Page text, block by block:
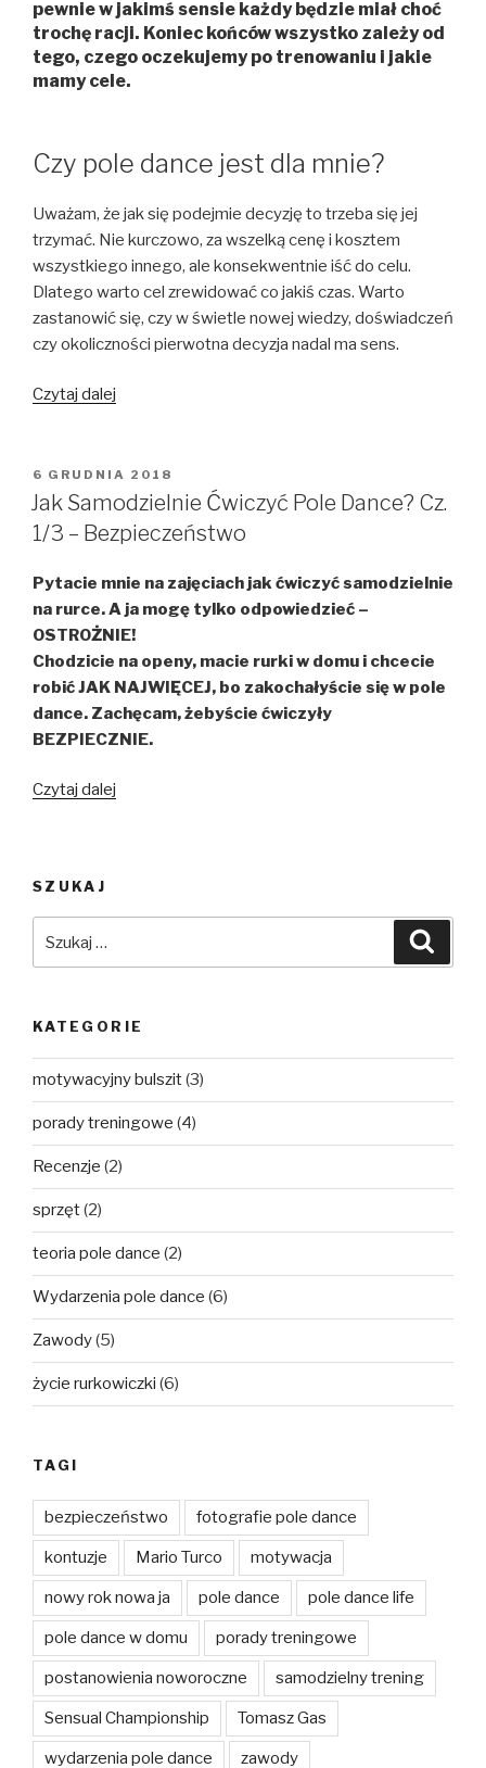
pewnie w jakimś sensie każdy będzie miał choć
trochę racji. Koniec końców wszystko zależy od
tego, czego oczekujemy po trenowaniu i jakie
mamy cele.
Czy pole dance jest dla mnie?
Uważam, że jak się podejmie decyzję to trzeba się jej
trzymać. Nie kurczowo, za wszelką cenę i kosztem
wszystkiego innego, ale konsekwentnie iść do celu.
Dlatego warto cel zrewidować co jakiś czas. Warto
zastanowić się, czy w świetle nowej wiedzy, doświadczeń
czy okoliczności pierwotna decyzja nadal ma sens.
Czytaj dalej
jest
dla
wszystkich?”
OPUBLIKOWANE
W
6 GRUDNIA 2018
Jak Samodzielnie Ćwiczyć Pole Dance? Cz.
1/3 – Bezpieczeństwo
Pytacie mnie na zajęciach jak ćwiczyć samodzielnie
na rurce. A ja mogę tylko odpowiedzieć –
OSTROŻNIE!
Chodzicie na openy, macie rurki w domu i chcecie
robić JAK NAJWIĘCEJ, bo zakochałyście się w pole
dance. Zachęcam, żebyście ćwiczyły
BEZPIECZNIE.
Czytaj dalej
Cz.
–
SZUKAJ
KATEGORIE
motywacyjny bulszit(3)
porady treningowe (4)
Recenzje (2)
sprzęt(2)
teoria pole dance (2)
Wydarzenia pole dance (6)
Zawody(5)
życie rurkowiczki (6)
TAGI
bezpieczeństwo fotografie pole dance
kontuzje Mario Turco motywacja
nowy rok nowa ja pole dance pole dance life
pole dance w domu porady treningowe
postanowienia noworoczne samodzielny trening
Sensual Championship Tomasz Gas
wydarzenia pole dance zawody